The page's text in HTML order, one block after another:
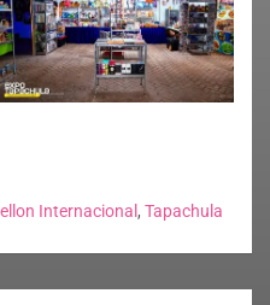
Internacional , Tapachula